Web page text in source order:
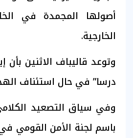
أصولها المجمدة في
الخارجية.
وتوعد قاليباف الاثنين بأن
درسا” في حال استئناف
وفي سياق التصعيد
باسم لجنة الأمن القومي في